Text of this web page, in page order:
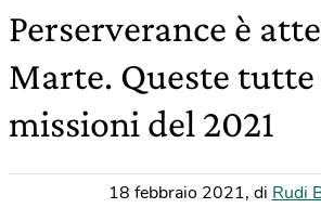
Perserverance è
Marte. Queste tutte
missioni del 2021
18 febbraio 2021, di Rudi